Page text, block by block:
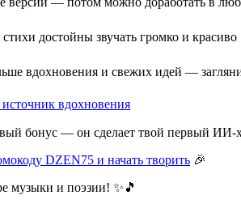
достойны звучать громко и
вдохновения и свежих идей —
вдохновения
бонус — он сделает твой первый
DZEN75 и начать творить 🎉
музыки и поэзии! ✨🎵